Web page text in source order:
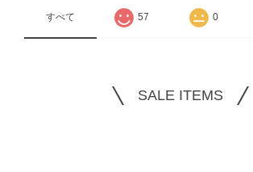
すべて 57 0
SALE ITEMS